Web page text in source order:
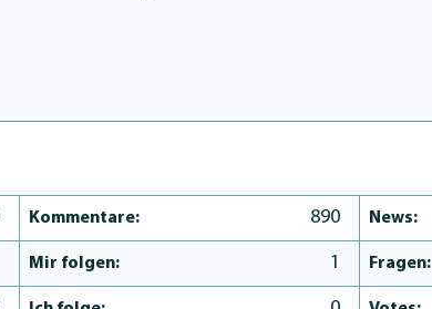
Kommentare: 890 News:
Mir folgen: 1 Fragen: